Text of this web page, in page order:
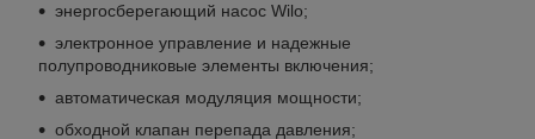
энергосберегающий насос Wilo;
электронное управление и надежные
полупроводниковые элементы включения;
автоматическая модуляция мощности;
обходной клапан перепада давления;